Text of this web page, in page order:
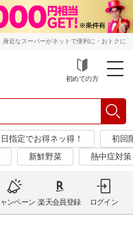
身近なスーパーがネットで便利に・おトクに
初めての方
指定でお得ネッ得！
初回
新鮮野菜 熱中症対
ンペーン 楽天会員登録 ログイン